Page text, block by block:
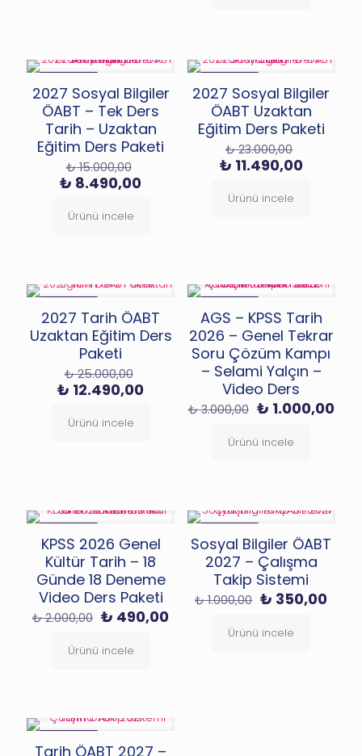
2027 Sosyal Bilgiler
ÖABT – Tek Ders
Tarih – Uzaktan
Eğitim Ders Paketi
₺15.000,00
fiyat:
₺ 8.490,00Şu
Ürünü incele
2027 Sosyal Bilgiler
ÖABT Uzaktan
Eğitim Ders Paketi
₺23.000,00
fiyat:
₺ 11.490,00Şu
Ürünü incele
2027 Tarih ÖABT
Uzaktan Eğitim Ders
Paketi
₺25.000,00
fiyat:
₺ 25.000,00.
₺ 12.490,00Şu
andaki
Ürünü incele
AGS – KPSS Tarih
2026 – Genel Tekrar
Soru Çözüm Kampı
– Selami Yalçın –
Video Ders
₺3.000,00 Orijinal
₺ 3.000,00.
₺ 1.000,00Şu
Ürünü incele
KPSS 2026 Genel
Kültür Tarih – 18
Günde 18 Deneme
Video Ders Paketi
₺2.000,00 Orijinal
₺ 2.000,00.
₺ 490,00Şu
Ürünü incele
Sosyal Bilgiler ÖABT
2027 – Çalışma
Takip Sistemi
₺1.000,00 Orijinal
₺ 1.000,00.
₺ 350,00Şu
Ürünü incele
Tarih ÖABT 2027 –